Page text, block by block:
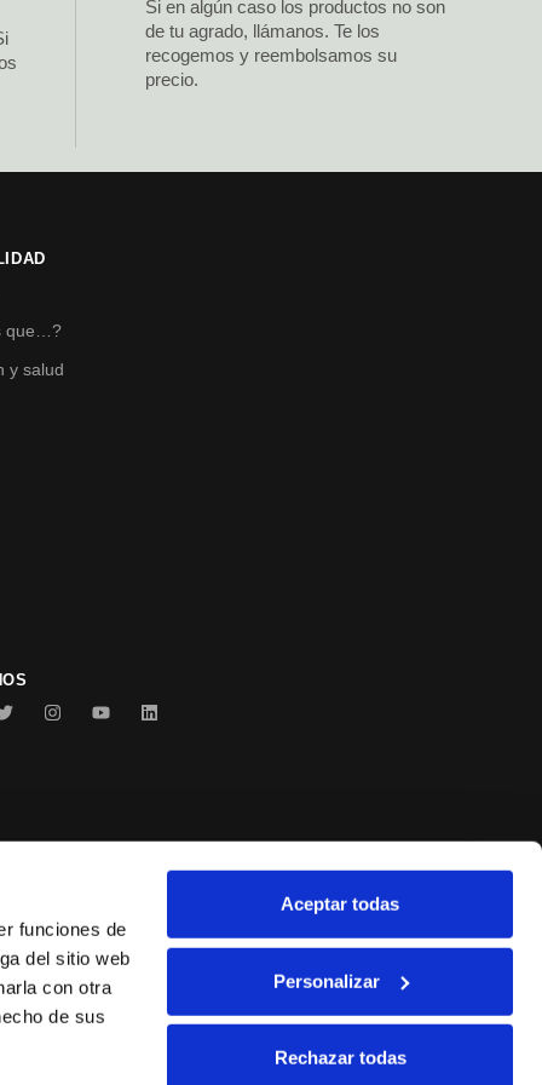
funciones de
del sitio web
con otra
de sus
Aceptar todas
Personalizar
Rechazar todas
Si en algún caso los productos no son
de tu agrado, llámanos. Te los
recogemos y reembolsamos su
precio.
que…?
y salud
Serrats